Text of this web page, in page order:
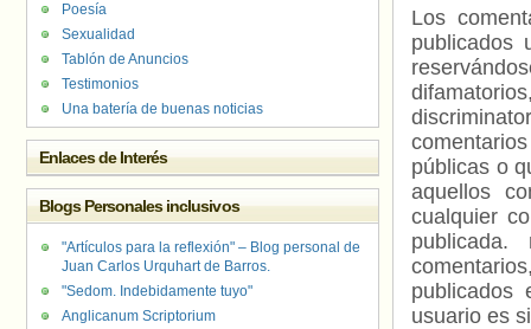
Los
publicados
públicas o
aquellos
cualquier
usuario es
Poesía
Sexualidad
Tablón de Anuncios
Testimonios
Una batería de buenas noticias
Enlaces de Interés
Blogs Personales inclusivos
"Artículos para la reflexión" – Blog personal de
Juan Carlos Urquhart de Barros.
"Sedom. Indebidamente tuyo"
Anglicanum Scriptorium